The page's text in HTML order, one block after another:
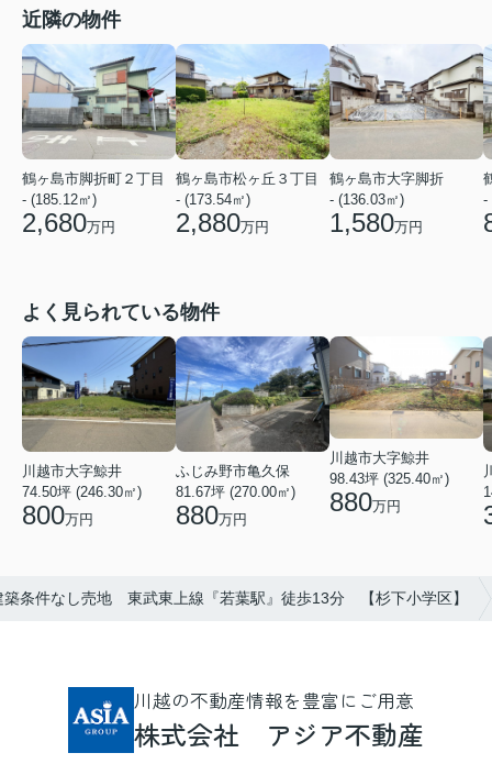
近隣の物件
鶴ヶ島市脚折町２丁目
- (185.12㎡)
2,680万円
鶴ヶ島市松ヶ丘３丁目
- (173.54㎡)
2,880万円
鶴ヶ島市大字脚折
- (136.03㎡)
1,580万円
-
よく見られている物件
川越市大字鯨井
74.50坪 (246.30㎡)
800万円
ふじみ野市亀久保
81.67坪 (270.00㎡)
880万円
川越市大字鯨井
98.43坪 (325.40㎡)
880万円
条件なし売地 東武東上線『若葉駅』徒歩13分 【杉下小学区】
川越の不動産情報を豊富にご用意
株式会社 アジア不動産